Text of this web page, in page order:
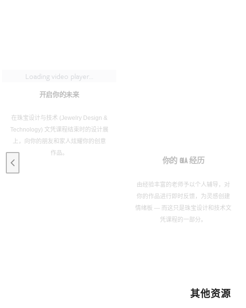
Loading video player...
开启你的未来
在珠宝设计与技术 (Jewelry Design &
Technology) 文凭课程结束时的设计展
上，向你的朋友和家人炫耀你的创意
作品。
你的 GIA 经历
由经验丰富的老师予以个人辅导，对
你的作品进行即时反馈，为灵感创建
情绪板 — 而这只是珠宝设计和技术文
凭课程的一部分。
Previous slide
其他资源